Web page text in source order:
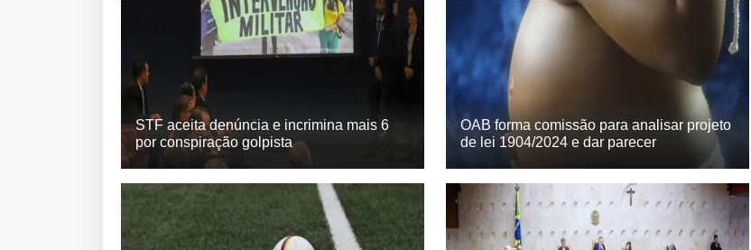
STF aceita denúncia e incrimina mais 6
por conspiração golpista
OAB forma comissão para analisar projeto
de lei 1904/2024 e dar parecer